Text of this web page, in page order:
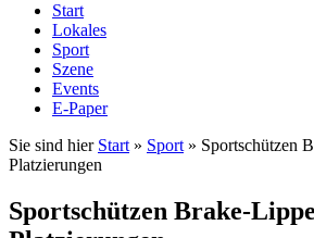
Start
Lokales
Sport
Szene
Events
E-Paper
Sie sind hier Start » Sport » Sportschützen
Platzierungen
Sportschützen Brake-